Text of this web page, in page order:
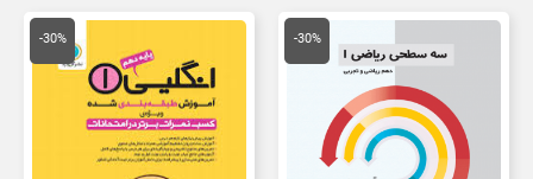
-30%
اصلی
25,000 تومان
بود.
قیمت
فعلی
-30%
قیمت
18,500 تومان
بود.
قیمت
فعلی
است.